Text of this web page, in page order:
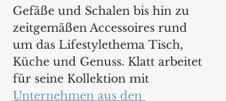
Gefäße und Schalen bis hin zu
zeitgemäßen Accessoires rund
um das Lifestylethema Tisch,
Küche und Genuss. Klatt arbeitet
für seine Kollektion mit
Unternehmen aus den